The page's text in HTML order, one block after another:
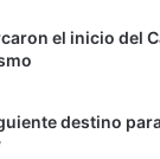
el inicio del
destino